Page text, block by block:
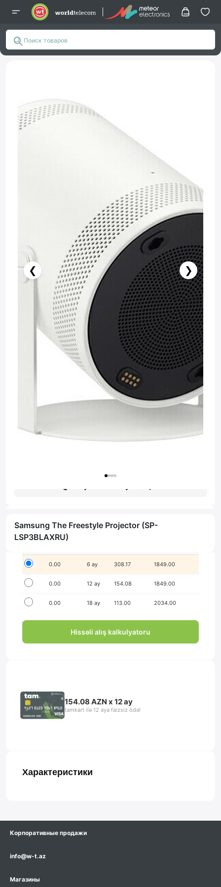
❮ ❯
Samsung The Freestyle Projector (SP-
LSP3BLAXRU)
İlkin ödənişsiz hissə-hissə ödə!
0.00 6 ay 308.17 1849.00
0.00 12 ay 154.08 1849.00
0.00 18 ay 113.00 2034.00
Hissəli alış kalkulyatoru
154.08 AZN x 12 ay
tamkart ilə 12 aya faizsiz ödə!
Характеристики
Корпоративные продажи
info@w-t.az
Магазины